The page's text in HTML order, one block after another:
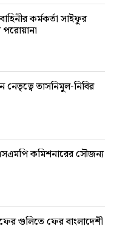
পরোয়ানা
নেতৃত্বে তাসনিমুল-নিবির
কমিশনারের সৌজন্য
গুলিতে ফের বাংলাদেশী